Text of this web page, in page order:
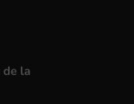
de la